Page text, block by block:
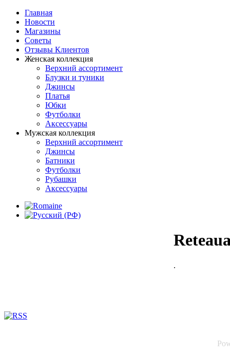
Главная
Новости
Магазины
Советы
Отзывы Клиентов
Женская коллекция
Верхний ассортимент
Блузки и туники
Джинсы
Платья
Юбки
Футболки
Аксессуары
Мужская коллекция
Верхний ассортимент
Джинсы
Батники
Футболки
Рубашки
Аксессуары
.